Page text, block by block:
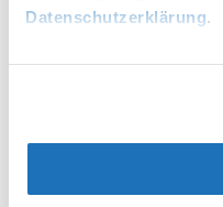
Datenschutzerklärung.